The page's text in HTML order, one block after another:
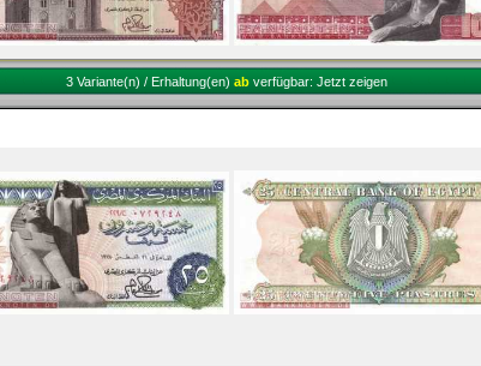
3 Variante(n) / Erhaltung(en) ab verfügbar: Jetzt zeigen